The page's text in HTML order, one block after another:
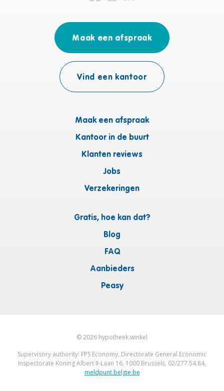
Maak een afspraak
Kantoor in de buurt
Klanten reviews
Jobs
Verzekeringen
Gratis, hoe kan dat?
Blog
FAQ
Aanbieders
Peasy
Maak een afspraak
Vind een kantoor
©2026 hypotheek.winkel
Supervisory authority: FPS Economy, Directorate General Economic
Inspectorate Koning Albert II-Laan 16, 1000 Brussels, 02/277.54.84,
meldpunt.belgie.be